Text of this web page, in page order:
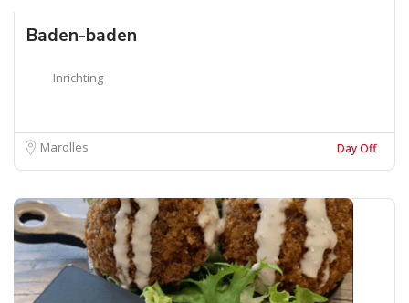
Baden-baden
Inrichting
Marolles Day Off